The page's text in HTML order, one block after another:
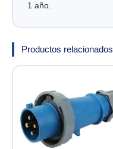
1 año.
Productos relacionados